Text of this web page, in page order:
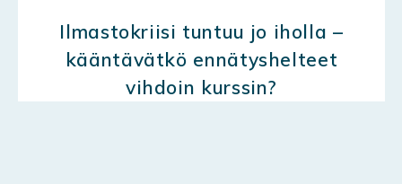
Ilmastokriisi tuntuu jo iholla –
kääntävätkö ennätyshelteet
vihdoin kurssin?